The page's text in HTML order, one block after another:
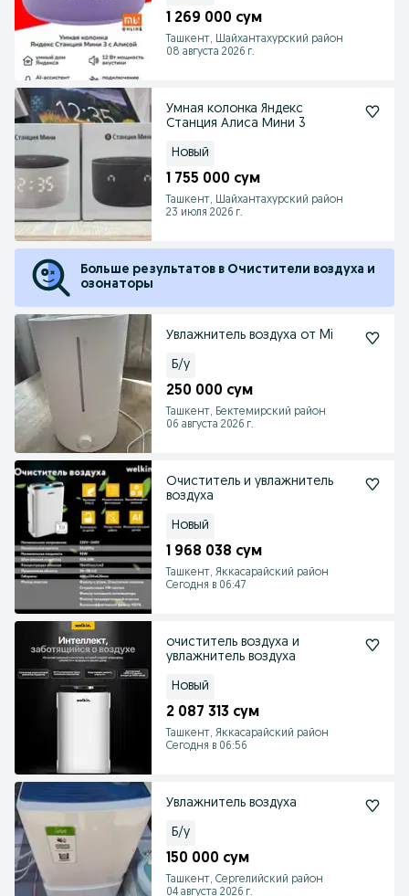
1 269 000 сум
Ташкент, Шайхантахурский район
08 августа 2026 г.
Умная колонка Яндекс
Станция Алиса Мини 3
Новый
1 755 000 сум
Ташкент, Шайхантахурский район
23 июля 2026 г.
Больше результатов в Очистители воздуха и
озонаторы
Увлажнитель воздуха от Mi
Б/у
250 000 сум
Ташкент, Бектемирский район
06 августа 2026 г.
Очиститель и увлажнитель
воздуха
Новый
1 968 038 сум
Ташкент, Яккасарайский район
Сегодня в 06:47
очиститель воздуха и
увлажнитель воздуха
Новый
2 087 313 сум
Ташкент, Яккасарайский район
Сегодня в 06:56
Увлажнитель воздуха
Б/у
150 000 сум
Ташкент, Сергелийский район
04 августа 2026 г.